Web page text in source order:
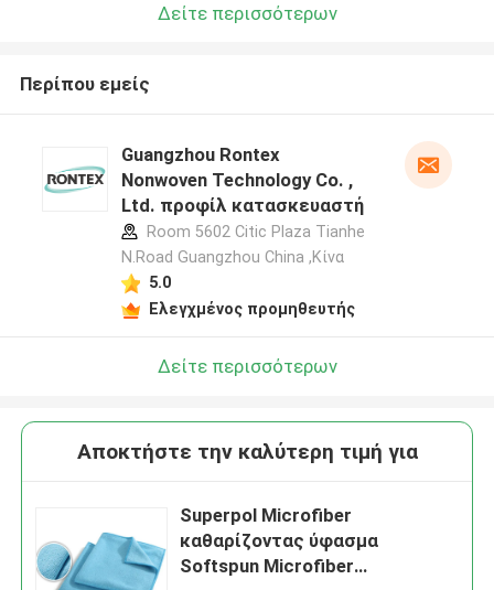
Δείτε περισσότερων
Περίπου εμείς
Guangzhou Rontex
Nonwoven Technology Co. ,
Ltd. προφίλ κατασκευαστή
Room 5602 Citic Plaza Tianhe
N.Road Guangzhou China ,Κίνα
5.0
Ελεγχμένος προμηθευτής
Δείτε περισσότερων
Αποκτήστε την καλύτερη τιμή για
Superpol Microfiber
καθαρίζοντας ύφασμα
Softspun Microfiber